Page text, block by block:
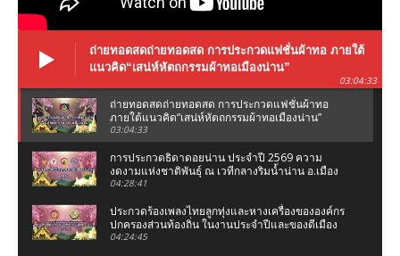
ถ่ายทอดสดถ่ายทอดสด การประกวดแฟชั่นผ้าทอ ภายใต้
แนวคิด“เสน่ห์หัตถกรรมผ้าทอเมืองน่าน”
03:04:33
ถ่ายทอดสดถ่ายทอดสด การประกวดแฟชั่นผ้าทอ
ภายใต้แนวคิด“เสน่ห์หัตถกรรมผ้าทอเมืองน่าน”
03:04:33
การประกวดธิดาดอยน่าน ประจำปี 2569 ความ
งดงามแห่งชาติพันธุ์ ณ เวทีกลางริมน้ำน่าน อ.เมือง
น่าน จ.น่าน
04:28:41
ประกวดร้องเพลงไทยลูกทุ่งและหางเครื่องขององค์กร
ปกครองส่วนท้องถิ่น ในงานประจำปีและของดีเมือง
น่าน 2569
04:24:45